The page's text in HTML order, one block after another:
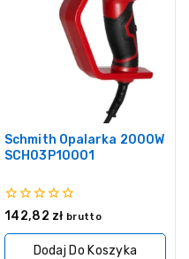
Schmith Opalarka 2000W
SCH03P10001
0
5
142,82 zł brutto
Dodaj Do Koszyka